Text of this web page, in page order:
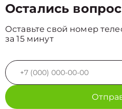
Остались
Оставьте свой номер
за 15 минут